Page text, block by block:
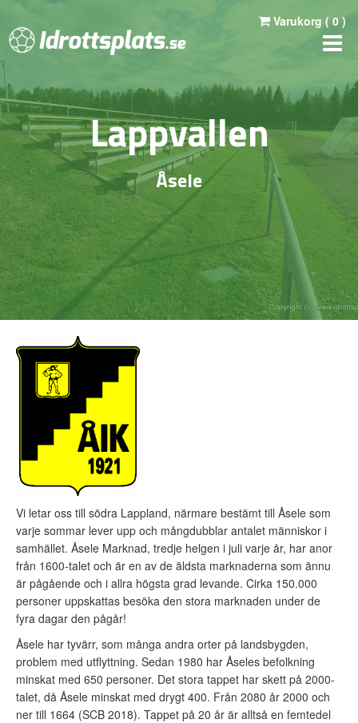
Varukorg ( 0 )
Lappvallen
Åsele
Vi letar oss till södra Lappland, närmare bestämt till Åsele som
varje sommar lever upp och mångdubblar antalet människor i
samhället. Åsele Marknad, tredje helgen i juli varje år, har anor
från 1600-talet och är en av de äldsta marknaderna som ännu
är pågående och i allra högsta grad levande. Cirka 150.000
personer uppskattas besöka den stora marknaden under de
fyra dagar den pågår!
Åsele har tyvärr, som många andra orter på landsbygden,
problem med utflyttning. Sedan 1980 har Åseles befolkning
minskat med 650 personer. Det stora tappet har skett på 2000-
talet, då Åsele minskat med drygt 400. Från 2080 år 2000 och
ner till 1664 (SCB 2018). Tappet på 20 år är alltså en femtedel